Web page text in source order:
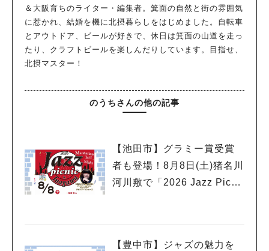
＆大阪育ちのライター・編集者。箕面の自然と街の雰囲気
に惹かれ、結婚を機に北摂暮らしをはじめました。自転車
とアウトドア、ビールが好きで、休日は箕面の山道を走っ
たり、クラフトビールを楽しんだりしています。目指せ、
北摂マスター！
のうちさんの他の記事
【池田市】グラミー賞受賞
者も登場！8月8日(土)猪名川
河川敷で「2026 Jazz Picni
【豊中市】ジャズの魅力を